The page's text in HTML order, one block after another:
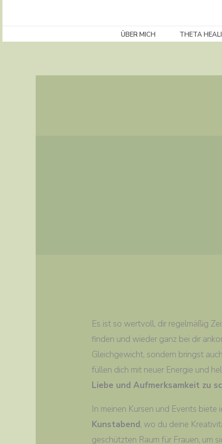
ÜBER MICH THETA
Es ist so wertvoll, dir regelmäßig
finden und wieder ganz bei dir
Gleichgewicht, sondern bringst
füllen dich mit neuer Energie und
Liebe und Aufmerksamkeit zu
In meinen Kursen und Events
Kunstabend, wo du deine
geschützten Raum für Frauen, um